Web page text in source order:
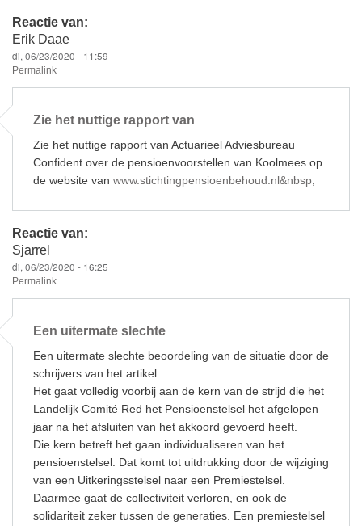
ar
e
c
b
o
o
k
y
Reactie van:
Erik Daae
di, 06/23/2020 - 11:59
Permalink
Zie het nuttige rapport van
Zie het nuttige rapport van Actuarieel Adviesbureau
Confident over de pensioenvoorstellen van Koolmees op
de website van www.stichtingpensioenbehoud.nl&nbsp;
Reactie van:
Sjarrel
di, 06/23/2020 - 16:25
Permalink
Een uitermate slechte
Een uitermate slechte beoordeling van de situatie door de
schrijvers van het artikel.
Het gaat volledig voorbij aan de kern van de strijd die het
Landelijk Comité Red het Pensioenstelsel het afgelopen
jaar na het afsluiten van het akkoord gevoerd heeft.
Die kern betreft het gaan individualiseren van het
pensioenstelsel. Dat komt tot uitdrukking door de wijziging
van een Uitkeringsstelsel naar een Premiestelsel.
Daarmee gaat de collectiviteit verloren, en ook de
solidariteit zeker tussen de generaties. Een premiestelsel